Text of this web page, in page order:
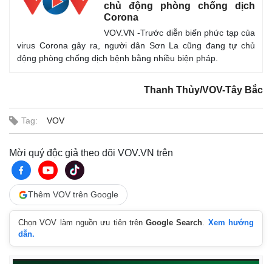
Thế giới
Quan sát
Multimedia
Video
E-Magazine
chủ động phòng chống dịch
Corona
VOV.VN -Trước diễn biến phức tạp của
virus Corona gây ra, người dân Sơn La cũng đang tự chủ
động phòng chống dịch bệnh bằng nhiều biện pháp.
Thanh Thủy/VOV-Tây Bắc
Tag: VOV
Mời quý độc giả theo dõi VOV.VN trên
Thêm VOV trên Google
Chọn VOV làm nguồn ưu tiên trênGoogle Search. Xem hướng
dẫn.